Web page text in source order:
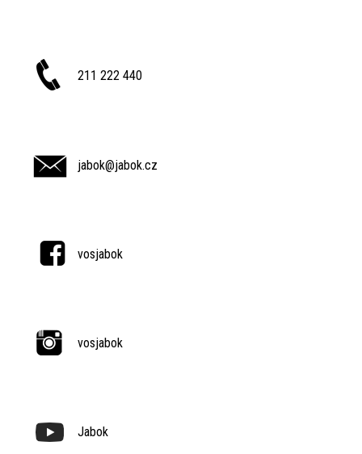
211 222 440
jabok@jabok.cz
vosjabok
vosjabok
Jabok